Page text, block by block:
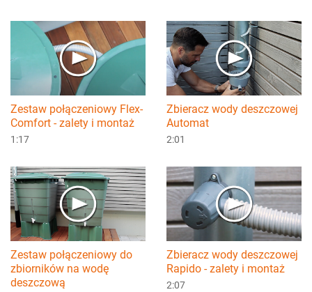
Zestaw połączeniowy Flex-
Comfort - zalety i montaż
1:17
Zbieracz wody deszczowej
Automat
2:01
Zestaw połączeniowy do
zbiorników na wodę
deszczową
Zbieracz wody deszczowej
Rapido - zalety i montaż
2:07